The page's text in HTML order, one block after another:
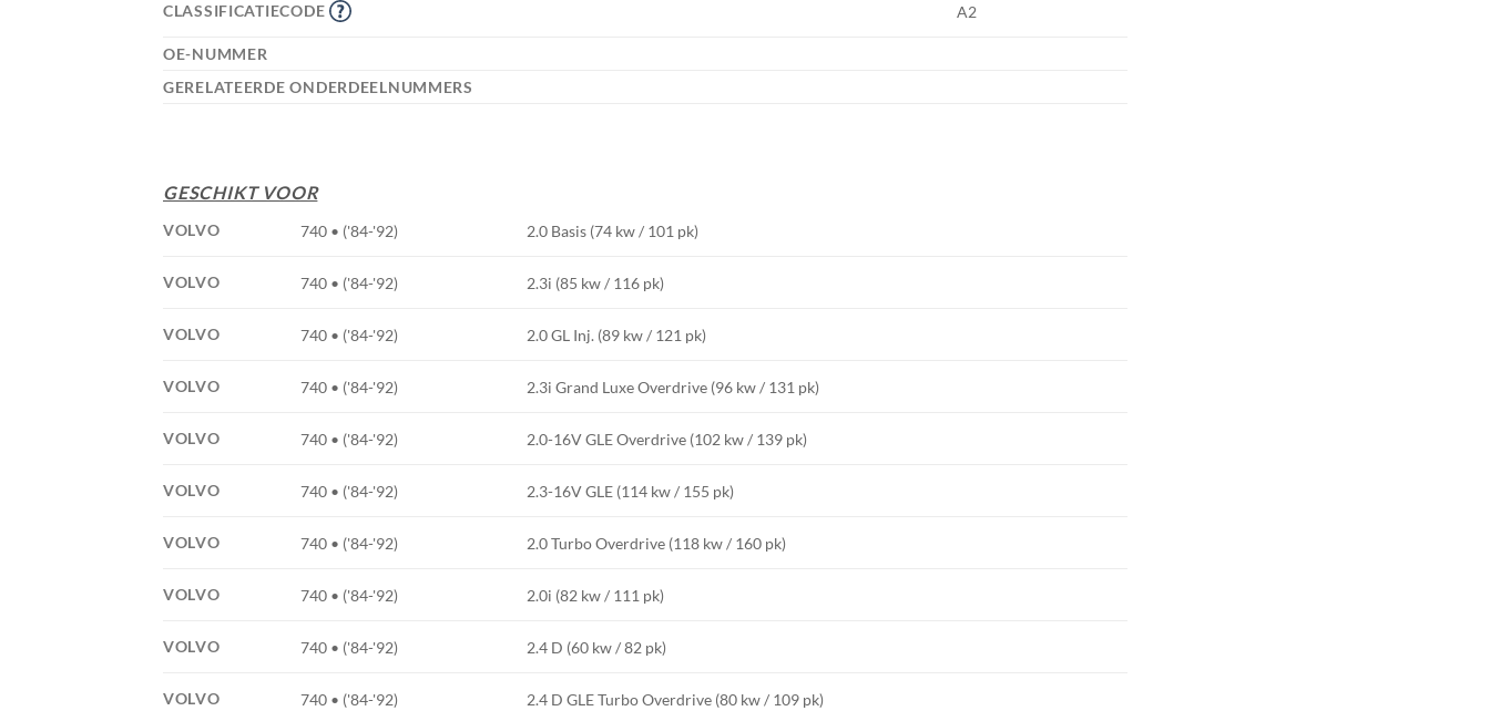
CLASSIFICATIECODE A2
OE-NUMMER
GERELATEERDE ONDERDEELNUMMERS
GESCHIKT VOOR
VOLVO 740 • ('84-'92) 2.0 Basis (74 kw / 101 pk)
VOLVO 740 • ('84-'92) 2.3i (85 kw / 116 pk)
VOLVO 740 • ('84-'92) 2.0 GL Inj. (89 kw / 121 pk)
VOLVO 740 • ('84-'92) 2.3i Grand Luxe Overdrive (96 kw / 131 pk)
VOLVO 740 • ('84-'92) 2.0-16V GLE Overdrive (102 kw / 139 pk)
VOLVO 740 • ('84-'92) 2.3-16V GLE (114 kw / 155 pk)
VOLVO 740 • ('84-'92) 2.0 Turbo Overdrive (118 kw / 160 pk)
VOLVO 740 • ('84-'92) 2.0i (82 kw / 111 pk)
VOLVO 740 • ('84-'92) 2.4 D (60 kw / 82 pk)
VOLVO 740 • ('84-'92) 2.4 D GLE Turbo Overdrive (80 kw / 109 pk)